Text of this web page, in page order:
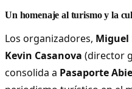
Un homenaje al turismo y la
Los organizadores, Miguel
Kevin Casanova (director
consolida a Pasaporte